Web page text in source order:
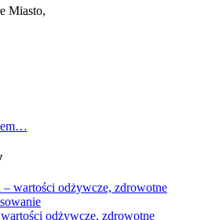
Miasto,
odżywcze, zdrowotne